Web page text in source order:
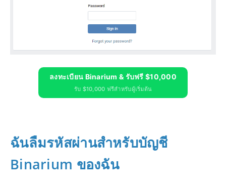
ลงทะเบียน Binarium & รับฟรี $10,000
รับ $10,000 ฟรีสำหรับผู้เริ่มต้น
ฉันลืมรหัสผ่านสำหรับบัญชี
Binarium ของฉัน